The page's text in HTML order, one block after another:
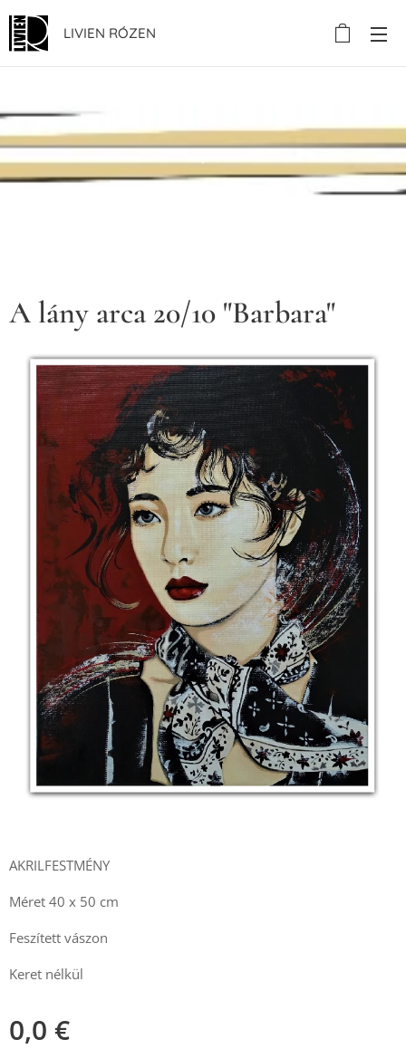
LIVIEN RÓZEN
.
A lány arca 20/10 "Barbara"
AKRILFESTMÉNY
Méret 40 x 50 cm
Feszített vászon
Keret nélkül
0,0 €